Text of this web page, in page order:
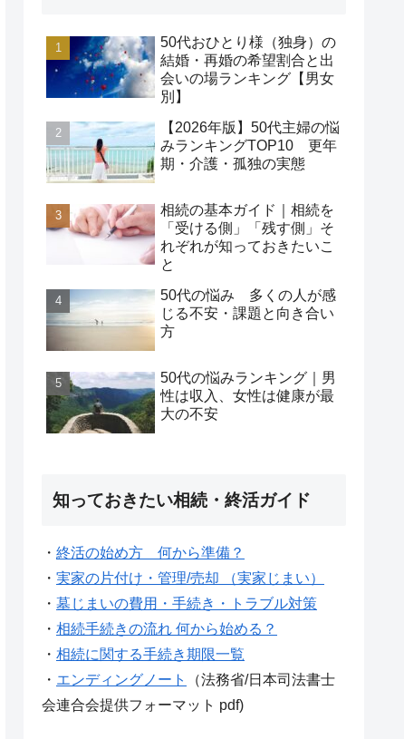
50代おひとり様（独身）の
結婚・再婚の希望割合と出
会いの場ランキング【男女
別】
【2026年版】50代主婦の悩
みランキングTOP10 更年
期・介護・孤独の実態
相続の基本ガイド｜相続を
「受ける側」「残す側」そ
れぞれが知っておきたいこ
と
50代の悩み 多くの人が感
じる不安・課題と向き合い
方
50代の悩みランキング｜男
性は収入、女性は健康が最
大の不安
知っておきたい相続・終活ガイド
・ 終活の始め方 何から準備？
・ 実家の片付け・管理/売却 （実家じまい）
・ 墓じまいの費用・手続き・トラブル対策
・ 相続手続きの流れ 何から始める？
・ 相続に関する手続き期限一覧
・ エンディングノート
（法務省/日本司法書士
会連合会提供フォーマット pdf)